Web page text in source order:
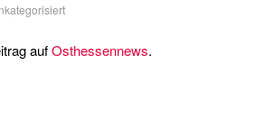
aufOsthessennews.